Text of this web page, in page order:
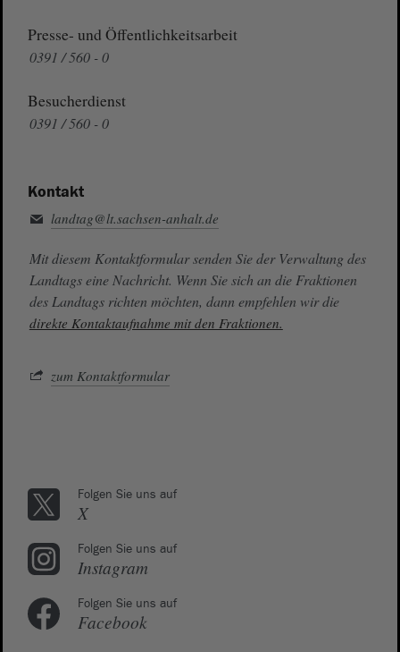
Presse- und Öffentlichkeitsarbeit
0391 / 560 - 0
Besucherdienst
0391 / 560 - 0
Kontakt
landtag@lt.sachsen-anhalt.de
Mit diesem Kontaktformular senden Sie der Verwaltung des
Landtags eine Nachricht. Wenn Sie sich an die Fraktionen
des Landtags richten möchten, dann empfehlen wir die
direkte Kontaktaufnahme mit den Fraktionen.
zum Kontaktformular
Folgen Sie uns auf
X
Folgen Sie uns auf
Instagram
Folgen Sie uns auf
Facebook